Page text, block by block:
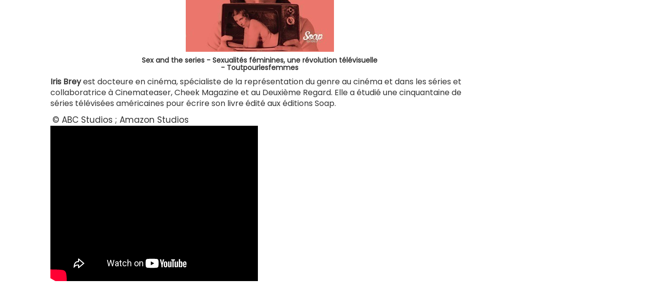
Sex and the series - Sexualités féminines, une révolution télévisuelle
- Toutpourlesfemmes
Iris Breyest docteure en cinéma, spécialiste de la représentation du genre au cinéma et dans les séries et
collaboratrice à Cinemateaser, Cheek Magazine et au Deuxième Regard. Elle a étudié une cinquantaine de
séries télévisées américaines pour écrire son livre édité aux éditions Soap.
© ABC Studios ; Amazon Studios